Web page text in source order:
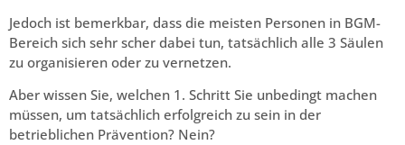
Jedoch ist bemerkbar, dass die meisten Personen in BGM-
Bereich sich sehr scher dabei tun, tatsächlich alle 3 Säulen
zu organisieren oder zu vernetzen.
Aber wissen Sie, welchen 1. Schritt Sie unbedingt machen
müssen, um tatsächlich erfolgreich zu sein in der
betrieblichen Prävention? Nein?